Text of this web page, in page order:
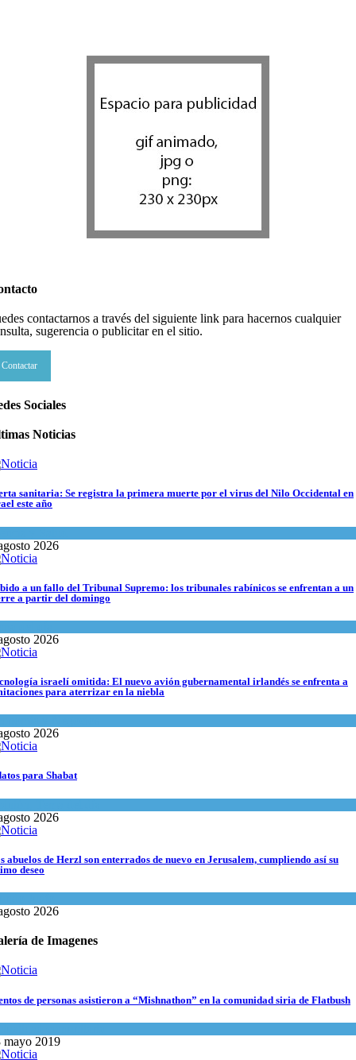
contactarnos a través del siguiente link para hacernos cualquier
sugerencia o publicitar en el sitio.
Contactar
Sociales
Noticias
sanitaria: Se registra la primera muerte por el virus del Nilo Occidental en
este año
2026
a un fallo del Tribunal Supremo: los tribunales rabínicos se enfrentan a un
a partir del domingo
2026
israelí omitida: El nuevo avión gubernamental irlandés se enfrenta a
para aterrizar en la niebla
2026
para Shabat
2026
abuelos de Herzl son enterrados de nuevo en Jerusalem, cumpliendo así su
deseo
2026
de Imagenes
de personas asistieron a “Mishnathon” en la comunidad siria de Flatbush
mayo 2019